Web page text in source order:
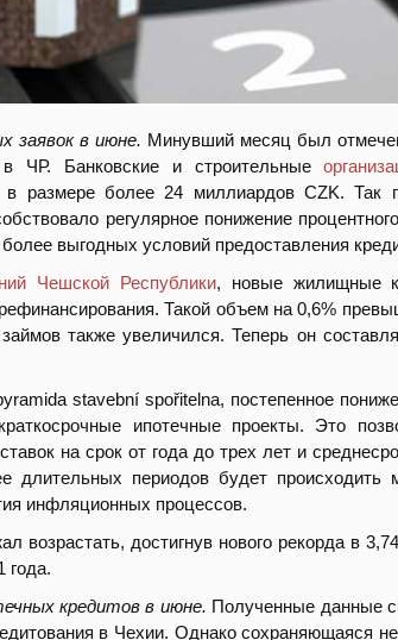
заявок в июне. Минувший месяц был
ЧР. Банковские и строительные
размере более 24 миллиардов CZK. Так
регулярное понижение
выгодных условий предоставления
Чешской Республики, новые жилищные
Такой объем на 0,6%
также увеличился. Теперь он
stavební spořitelna, постепенное
ипотечные проекты. Это
на срок от года до трех лет и
длительных периодов будет происходить
инфляционных процессов.
возрастать, достигнув нового рекорда в
года.
кредитов в июне. Полученные данные
в Чехии. Однако сохраняющаяся